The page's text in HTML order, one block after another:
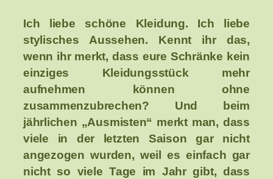
Ich liebe schöne Kleidung. Ich liebe
stylisches Aussehen. Kennt ihr das,
wenn ihr merkt, dass eure Schränke kein
einziges Kleidungsstück mehr
aufnehmen können ohne
zusammenzubrechen? Und beim
jährlichen „Ausmisten“ merkt man, dass
viele in der letzten Saison gar nicht
angezogen wurden, weil es einfach gar
nicht so viele Tage im Jahr gibt, dass